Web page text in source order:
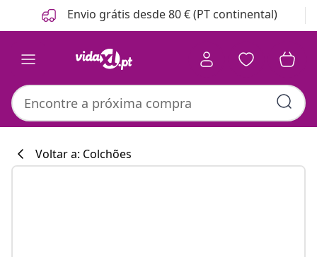
Anterior
Seguinte Envio grátis desde 80 € (PT continental)
Voltar a: Colchões